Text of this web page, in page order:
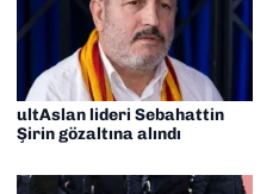
ultAslan lideri Sebahattin
Şirin gözaltına alındı